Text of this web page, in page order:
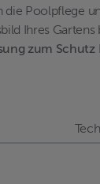
die Poolpflege
Ihres Gartens
zum Schutz